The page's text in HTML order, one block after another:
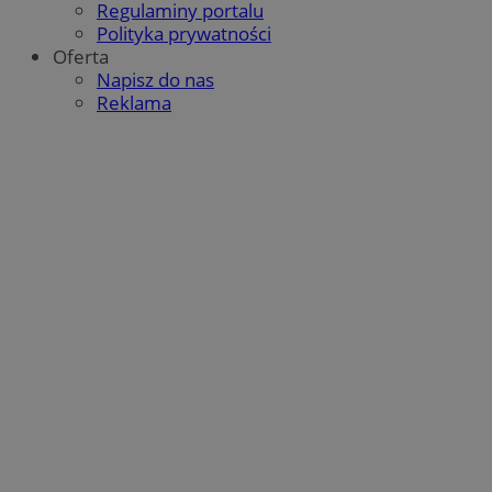
Regulaminy portalu
Polityka prywatności
Oferta
Napisz do nas
Reklama
QeSessID